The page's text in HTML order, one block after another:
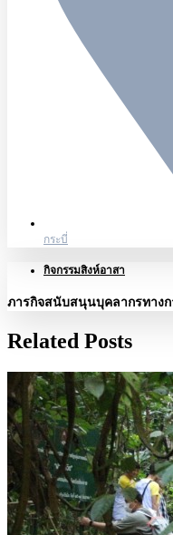
กระบี่
กิจกรรมสิงห์อาสา
ภารกิจสนับสนุนบุคลากรทางก
Related Posts